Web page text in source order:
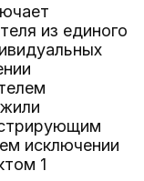
из единого
исключении
1